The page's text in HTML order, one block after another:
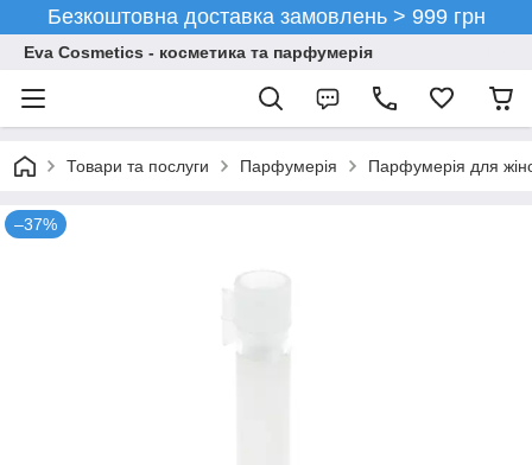
Безкоштовна доставка замовлень > 999 грн
Eva Cosmetics - косметика та парфумерія
Товари та послуги Парфумерія Парфумерія для
–37%